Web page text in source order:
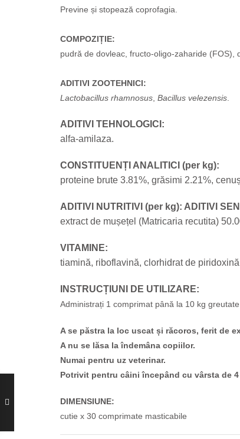
Previne și stopează coprofagia.
COMPOZIȚIE:
pudră de dovleac, fructo-oligo-zaharide (FOS),
ADITIVI ZOOTEHNICI:
Lactobacillus rhamnosus Bacillus velezensis
ADITIVI TEHNOLOGICI:
alfa-amilaza.
CONSTITUENȚI ANALITICI (per kg):
proteine ​​brute 3.81%, grăsimi 2.21%,
ADITIVI NUTRITIVI (per kg): ADITIVI
extract de mușețel (Matricaria recutita)
VITAMINE:
tiamină, riboflavină, clorhidrat de
INSTRUCȚIUNI DE UTILIZARE:
Administrați 1 comprimat până la 10 kg
A se păstra la loc uscat și răcoros, ferit de
A nu se lăsa la îndemâna copiilor.
Numai pentru uz veterinar.
Potrivit pentru câini începând cu vârsta de
DIMENSIUNE:
cutie x 30 comprimate masticabile